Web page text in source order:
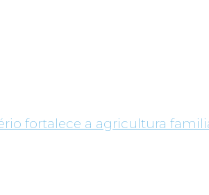
fortalece a agricultura